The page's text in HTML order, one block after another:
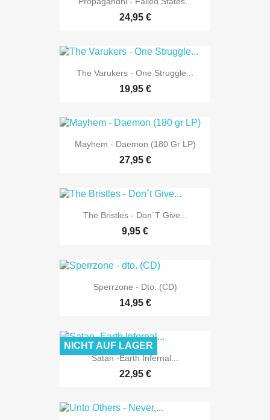
24,95 €
The Varukers - One Struggle...
19,95 €
Mayhem - Daemon (180 Gr LP)
27,95 €
The Bristles - Don´t Give...
9,95 €
Sperrzone - Dto. (CD)
14,95 €
Satan -Earth Infernal...
22,95 €
NICHT AUF LAGER